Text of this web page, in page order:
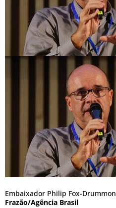
Embaixador Philip Fox-
Frazão/Agência Brasil